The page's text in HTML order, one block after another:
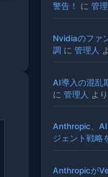
警告！
に 管
Nvidiaのファ
調 に 管理人
AI導入の混乱
に 管理人 より
Anthropic、
ジェント戦略
Anthropicが